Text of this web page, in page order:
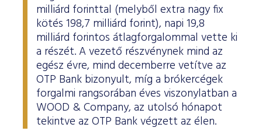
milliárd forinttal (melyből extra nagy fix
kötés 198,7 milliárd forint), napi 19,8
milliárd forintos átlagforgalommal vette ki
a részét. A vezető részvénynek mind az
egész évre, mind decemberre vetítve az
OTP Bank bizonyult, míg a brókercégek
forgalmi rangsorában éves viszonylatban a
WOOD & Company, az utolsó hónapot
tekintve az OTP Bank végzett az élen.